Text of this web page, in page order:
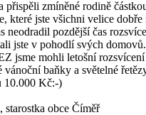
přispěli zmíněné rodině
které jste všichni velice
neodradil pozdější čas
jste v pohodlí svých domovů.
jsme mohli letošní
baňky a světelné
10.000 Kč:-)
obce Číměř